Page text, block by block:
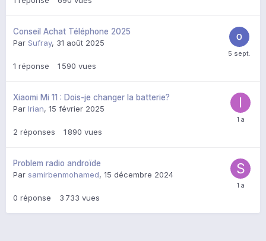
Conseil Achat Téléphone 2025
Par Sufray, 31 août 2025
1 réponse 1 590 vues
Xiaomi Mi 11 : Dois-je changer la batterie?
Par Irian, 15 février 2025
2 réponses 1 890 vues
Problem radio androïde
Par samirbenmohamed, 15 décembre 2024
0 réponse 3 733 vues